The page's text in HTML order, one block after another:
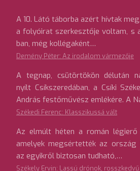
A 10. Látó táborba azért hívtak
a folyóirat szerkesztője voltam, s
ban, még kollégaként…
Demény Péter: Az irodalom vármezője
A tegnap, csütörtökön délután
nyílt Csíkszeredában, a Csíki
András festőművész emlékére. A
Székedi Ferenc: Klasszikussá vált
Az elmúlt héten a román
amelyek megsértették az ország
az egyikről biztosan tudható,…
Székely Ervin: Lassú drónok,